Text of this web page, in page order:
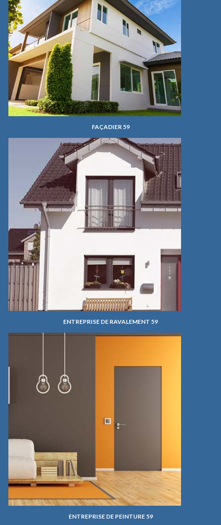
FAÇADIER 59
ENTREPRISE DE RAVALEMENT 59
ENTREPRISE DE PEINTURE 59